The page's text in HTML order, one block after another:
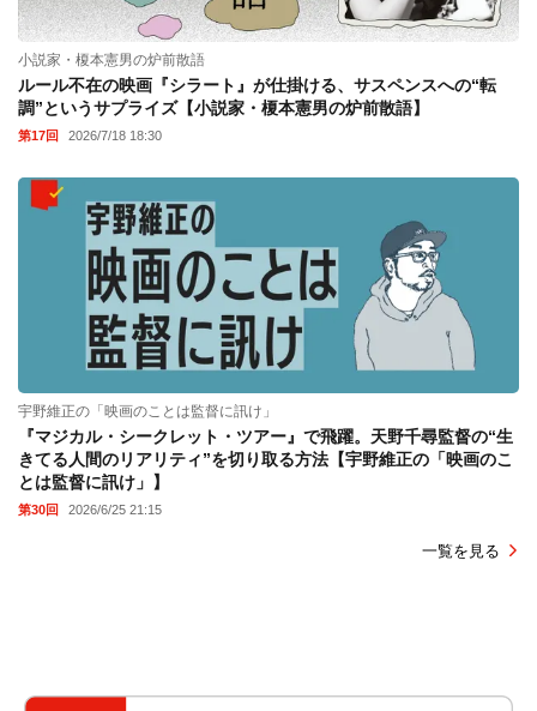
小説家・榎本憲男の炉前散語
ルール不在の映画『シラート』が仕掛ける、サスペンスへの“転
調”というサプライズ【小説家・榎本憲男の炉前散語】
第17回 2026/7/18 18:30
宇野維正の「映画のことは監督に訊け」
『マジカル・シークレット・ツアー』で飛躍。天野千尋監督の“生
きてる人間のリアリティ”を切り取る方法【宇野維正の「映画のこ
とは監督に訊け」】
第30回 2026/6/25 21:15
一覧を見る